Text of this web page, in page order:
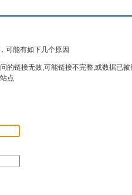
可能有如下几个原因
的链接无效,可能链接不完整,或数据已
点